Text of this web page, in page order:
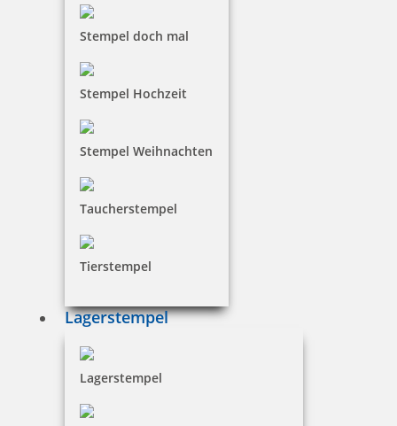
Stempel doch mal
Stempel Hochzeit
Stempel Weihnachten
Taucherstempel
Tierstempel
Lagerstempel
Lagerstempel
12,20 €
Jetzt gestalten
Holz Motivstempel Motiv Q11 Neugierig
Jetzt gestalten